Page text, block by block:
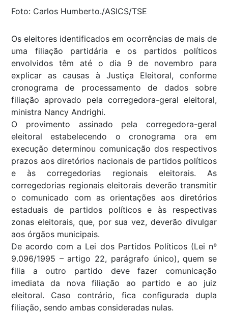
Foto: Carlos Humberto./ASICS/TSE
Os eleitores identificados em ocorrências de mais de
uma filiação partidária e os partidos políticos
envolvidos têm até o dia 9 de novembro para
explicar as causas à Justiça Eleitoral, conforme
cronograma de processamento de dados sobre
filiação aprovado pela corregedora-geral eleitoral,
ministra Nancy Andrighi.
O provimento assinado pela corregedora-geral
eleitoral estabelecendo o cronograma ora em
execução determinou comunicação dos respectivos
prazos aos diretórios nacionais de partidos políticos
e às corregedorias regionais eleitorais. As
corregedorias regionais eleitorais deverão transmitir
o comunicado com as orientações aos diretórios
estaduais de partidos políticos e às respectivas
zonas eleitorais, que, por sua vez, deverão divulgar
aos órgãos municipais.
De acordo com a Lei dos Partidos Políticos (Lei nº
9.096/1995 – artigo 22, parágrafo único), quem se
filia a outro partido deve fazer comunicação
imediata da nova filiação ao partido e ao juiz
eleitoral. Caso contrário, fica configurada dupla
filiação, sendo ambas consideradas nulas.